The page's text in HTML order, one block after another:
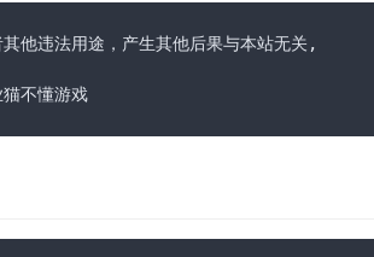
他违法用途，产生其他后果与本站无关,
不懂游戏